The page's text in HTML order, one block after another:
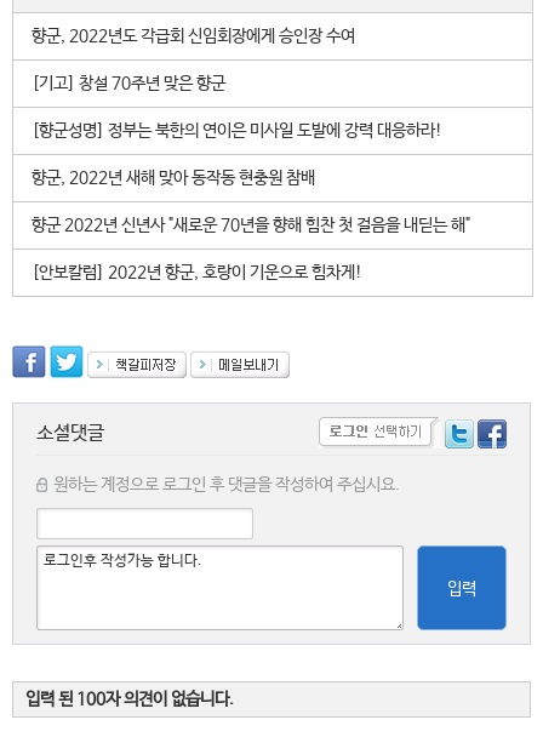
향군, 2022년도 각급회 신임회장에게 승인장 수여
[기고] 창설 70주년 맞은 향군
[향군성명] 정부는 북한의 연이은 미사일 도발에 강력 대응하라!
향군, 2022년 새해 맞아 동작동 현충원 참배
향군 2022년 신년사 "새로운 70년을 향해 힘찬 첫 걸음을 내딛는 해"
[안보칼럼] 2022년 향군, 호랑이 기운으로 힘차게!
소셜댓글
원하는 계정으로 로그인 후 댓글을 작성하여 주십시요.
입력
입력 된 100자 의견이 없습니다.